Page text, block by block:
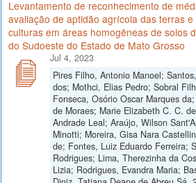
Levantamento de reconhecimento de
avaliação de aptidão agrícola das terras e
culturas em áreas homogêneas de solos
do Sudoeste do Estado de Mato Grosso
Jul 4, 2023
Pires Filho, Antonio Manoel;
dos; Mothci, Elias Pedro; Sobral
Fonseca, Osório Oscar Marques
de Moraes; Marie Elizabeth C. C.
Andrade Leal; Araújo, Wilson
Minotti; Moreira, Gisa Nara
de; Fontes, Luiz Eduardo Ferreira;
Rodrigues; Lima, Therezinha da
Lizia; Rodrigues, Evandra Maria;